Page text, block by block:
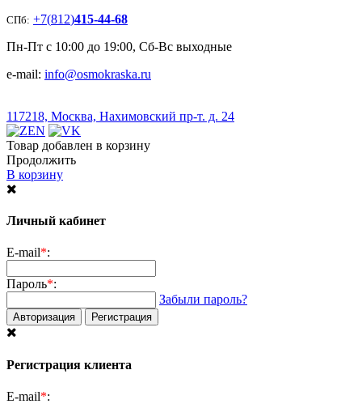
СПб: +7(812)415-44-68
Пн-Пт с 10:00 до 19:00, Сб-Вс выходные
e-mail: info@osmokraska.ru
117218, Москва, Нахимовский пр-т. д. 24
Товар добавлен в корзину
Продолжить
В корзину
Личный кабинет
E-mail*:
Пароль*:
Забыли пароль?
Авторизация Регистрация
Регистрация клиента
E-mail*: